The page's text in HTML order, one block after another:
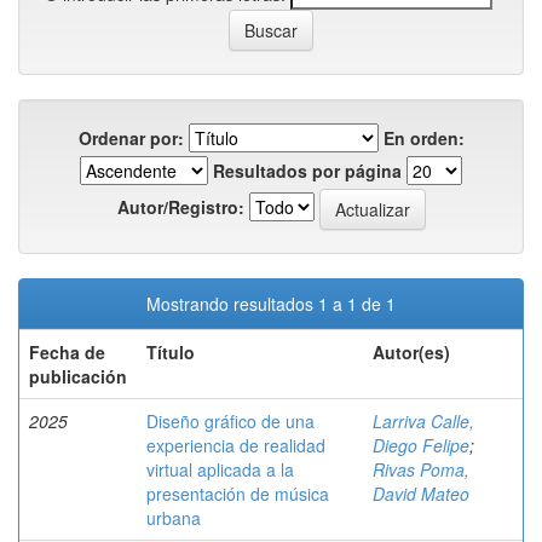
Ordenar por:
En orden:
Resultados por página
Autor/Registro:
Mostrando resultados 1 a 1 de 1
Fecha de
publicación
Título Autor(es)
2025
Diseño gráfico de una
experiencia de realidad
virtual aplicada a la
presentación de música
urbana
Larriva Calle,
Diego Felipe;
Rivas Poma,
David Mateo